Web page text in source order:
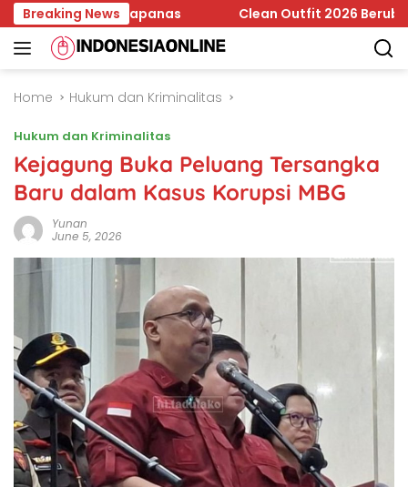
Skip
to
content
Breaking News
Bapanas Clean Outfit 2026 Berubah,
Home Hukum dan Kriminalitas
Hukum dan Kriminalitas
Kejagung Buka Peluang Tersangka
Baru dalam Kasus Korupsi MBG
Yunan
June 5, 2026